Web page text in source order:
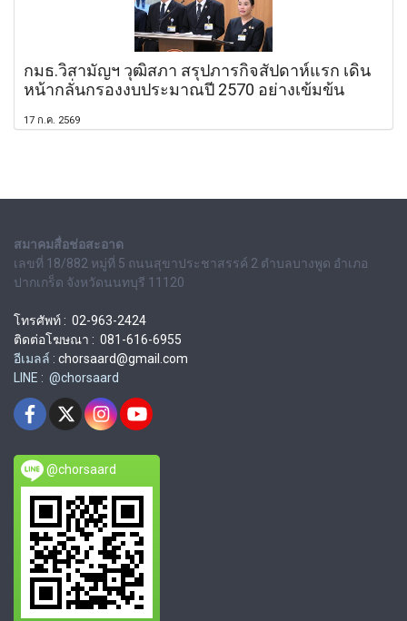
กมธ.วิสามัญฯ วุฒิสภา สรุปภารกิจสัปดาห์แรก เดิน
หน้ากลั่นกรองงบประมาณปี 2570 อย่างเข้มข้น
17 ก.ค. 2569
สมาคมสื่อช่อสะอาด
เลขที่ 18/882 หมู่ที่ 5 ถนนสุขาประชาสรรค์ 2 ตำบลบางพูด อำเภอ
ปากเกร็ด จังหวัดนนทบุรี 11120
โทรศัพท์ : 02-963-2424
ติดต่อโฆษณา : 081-616-6955
อีเมลล์ : chorsaard@gmail.com
LINE : @chorsaard
@chorsaard